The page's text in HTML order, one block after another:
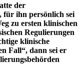
der
ihn persönlich sei
zu ersten klinischen
Regulierungen
klinische
Fall“, dann sei er